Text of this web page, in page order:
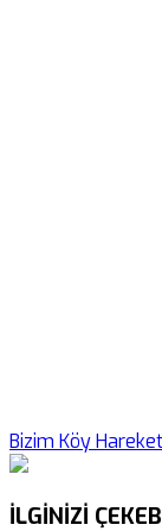
Bizim Köy
İLGİNİZİ